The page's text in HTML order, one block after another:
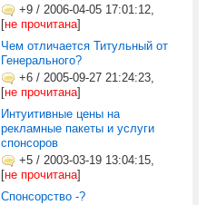
+9 / 2006-04-05 17:01:12,
[не прочитана]
Чем отличается Титульный от
Генерального?
+6 / 2005-09-27 21:24:23,
[не прочитана]
Интуитивные цены на
рекламные пакеты и услуги
спонсоров
+5 / 2003-03-19 13:04:15,
[не прочитана]
Cпонсорство -?